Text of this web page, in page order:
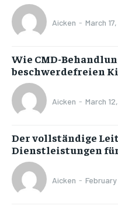
Aicken - March
Wie CMD-
beschwerdefreien
Aicken - March
Der vollständige
Dienstleistungen
Aicken -